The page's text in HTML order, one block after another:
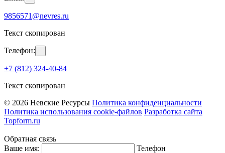
9856571@nevres.ru
Текст скопирован
Телефон:
+7 (812) 324-40-84
Текст скопирован
© 2026 Невские Ресурсы Политика конфиденциальности
Политика использования cookie-файлов Разработка сайта
Topform.ru
Обратная связь
Ваше имя:
Телефон